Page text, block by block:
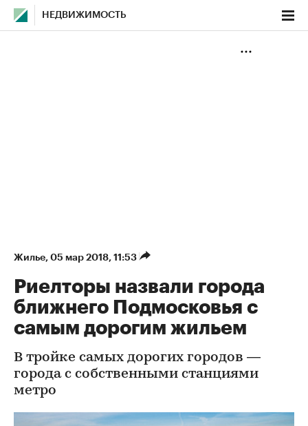
НЕДВИЖИМОСТЬ
Жилье⁠, 05 мар 2018, 11:53
Риелторы назвали города
ближнего Подмосковья с
самым дорогим жильем
В тройке самых дорогих городов —
города с собственными станциями
метро